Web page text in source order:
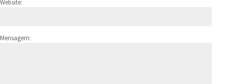
Website:
Mensagem: